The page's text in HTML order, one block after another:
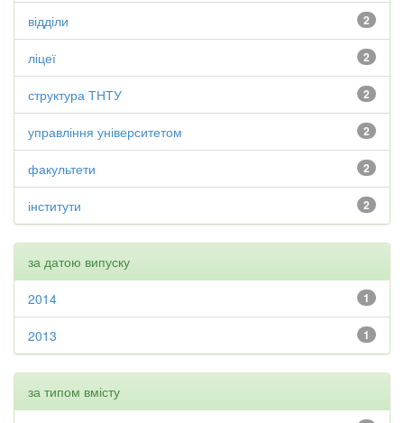
2
відділи
2
ліцеї
2
структура ТНТУ
2
управління університетом
2
факультети
2
інститути
за датою випуску
1
2014
1
2013
за типом вмісту